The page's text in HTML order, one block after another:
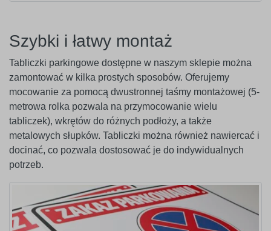
Szybki i łatwy montaż
Tabliczki parkingowe dostępne w naszym sklepie można
zamontować w kilka prostych sposobów. Oferujemy
mocowanie za pomocą dwustronnej taśmy montażowej (5-
metrowa rolka pozwala na przymocowanie wielu
tabliczek), wkrętów do różnych podłoży, a także
metalowych słupków. Tabliczki można również nawiercać i
docinać, co pozwala dostosować je do indywidualnych
potrzeb.